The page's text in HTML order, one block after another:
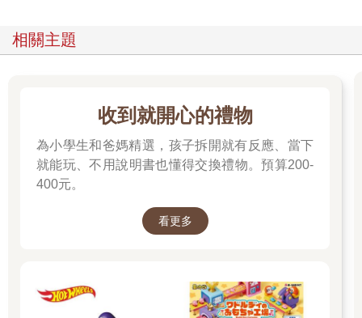
相關主題
收到就開心的禮物
為小學生和爸媽精選，孩子拆開就有反應、當下
就能玩、不用說明書也懂得交換禮物。預算200-
400元。
看更多